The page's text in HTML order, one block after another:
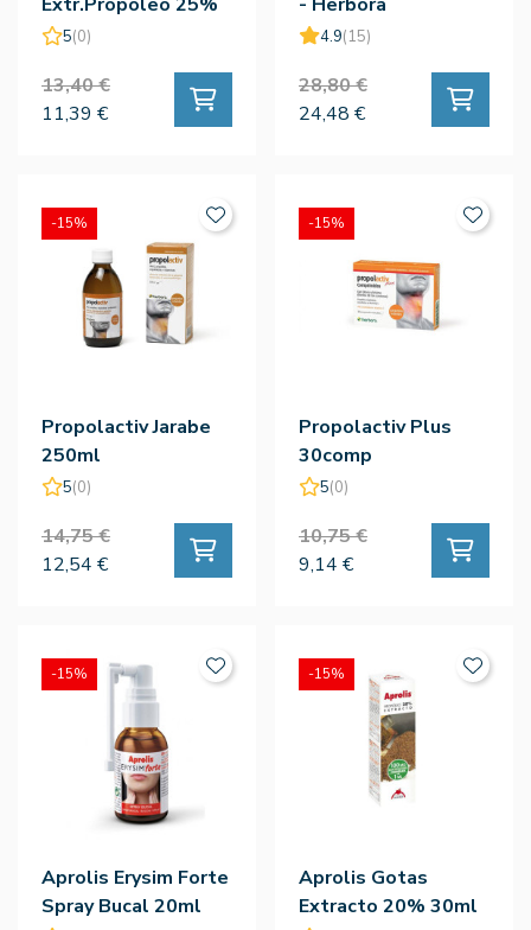
31ml
5(0)
13,40 €
11,39 €
4.9(15)
28,80 €
24,48 €
Propolactiv Jarabe
250ml
5(0)
14,75 €
12,54 €
-15%
Propolactiv Plus
30comp
5(0)
10,75 €
9,14 €
-15%
Aprolis Erysim Forte
Spray Bucal 20ml
-15%
Aprolis Gotas
Extracto 20% 30ml
-15%